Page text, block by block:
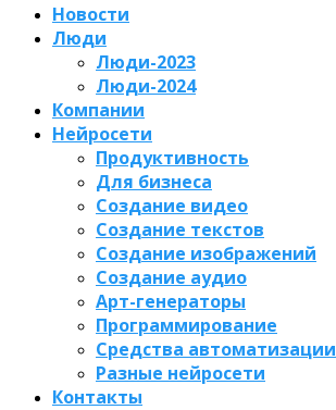
Новости
Люди
Люди-2023
Люди-2024
Компании
Нейросети
Продуктивность
Для бизнеса
Создание видео
Создание текстов
Создание изображений
Создание аудио
Арт-генераторы
Программирование
Средства автоматизации
Разные нейросети
Контакты